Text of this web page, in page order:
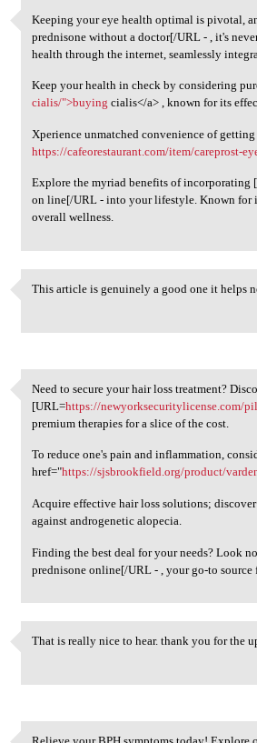
Keeping your eye health
Keeping your eye health optimal is pivotal,
prednisone without a doctor[/URL - , it's
health through the internet, seamlessly
Keep your health in check by considering
cialis/">buying cialis</a> , known for its
Xperience unmatched convenience of
https://cafeorestaurant.com/item/careprost-
Explore the myriad benefits of incorporating
on line[/URL - into your lifestyle. Known for
overall wellness.
This article is genuinely a
This article is genuinely a good one it helps
Need to secure your hair loss
Need to secure your hair loss treatment?
[URL=https://newyorksecuritylicense.com/
premium therapies for a slice of the cost.
To reduce one's pain and inflammation,
href="https://sjsbrookfield.org/product/
Acquire effective hair loss solutions;
against androgenetic alopecia.
Finding the best deal for your needs? Look
prednisone online[/URL - , your go-to source
That is really nice to hear.
That is really nice to hear. thank you for the